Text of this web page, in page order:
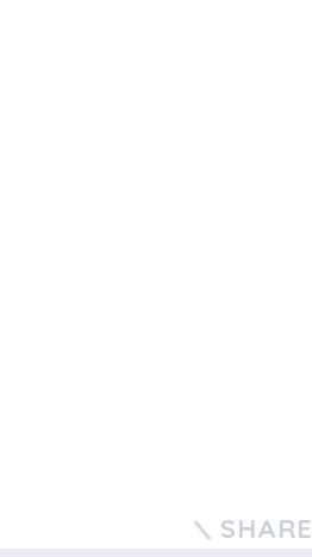
SHARE